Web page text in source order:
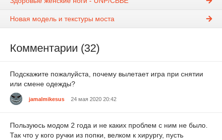
Новая модель и текстуры моста
Комментарии (32)
Подскажите пожалуйста, почему вылетает игра при снятии
или смене одежды?
jamalmikesus 24 мая 2020 20:42
Пользуюсь модом 2 года и не каких проблем с ним не было.
Так что у кого ручки из попки, велком к хирургу, пусть